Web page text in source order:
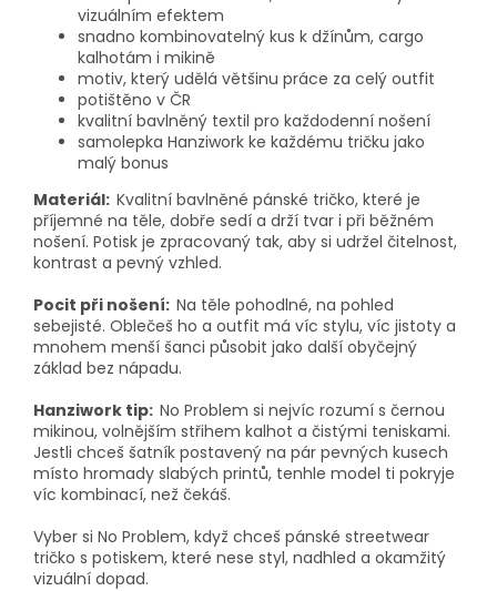
vizuálním efektem
snadno kombinovatelný kus k džínům, cargo
kalhotám i mikině
motiv, který udělá většinu práce za celý outfit
potištěno v ČR
kvalitní bavlněný textil pro každodenní nošení
samolepka Hanziwork ke každému tričku jako
malý bonus
Materiál: Kvalitní bavlněné pánské tričko, které je
příjemné na těle, dobře sedí a drží tvar i při běžném
nošení. Potisk je zpracovaný tak, aby si udržel čitelnost,
kontrast a pevný vzhled.
Pocit při nošení: Na těle pohodlné, na pohled
sebejisté. Oblečeš ho a outfit má víc stylu, víc jistoty a
mnohem menší šanci působit jako další obyčejný
základ bez nápadu.
Hanziwork tip: No Problem si nejvíc rozumí s černou
mikinou, volnějším střihem kalhot a čistými teniskami.
Jestli chceš šatník postavený na pár pevných kusech
místo hromady slabých printů, tenhle model ti pokryje
víc kombinací, než čekáš.
Vyber si No Problem, když chceš pánské streetwear
tričko s potiskem, které nese styl, nadhled a okamžitý
vizuální dopad.